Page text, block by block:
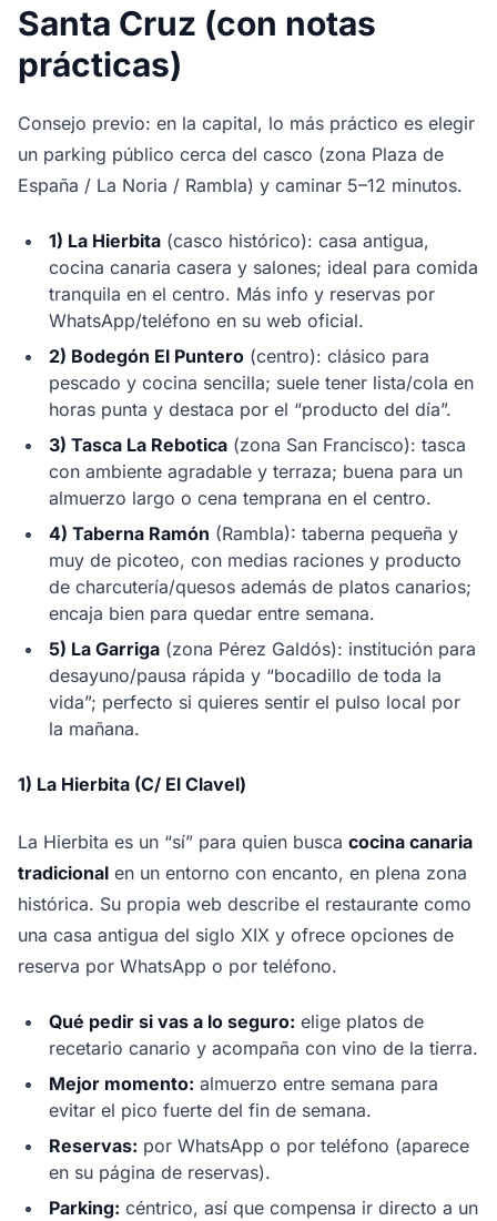
Santa Cruz (con notas
prácticas)
Consejo previo: en la capital, lo más práctico es elegir
un parking público cerca del casco (zona Plaza de
España / La Noria / Rambla) y caminar 5–12 minutos.
1) La Hierbita (casco histórico): casa antigua,
cocina canaria casera y salones; ideal para comida
tranquila en el centro. Más info y reservas por
WhatsApp/teléfono en su web oficial.
2) Bodegón El Puntero (centro): clásico para
pescado y cocina sencilla; suele tener lista/cola en
horas punta y destaca por el “producto del día”.
3) Tasca La Rebotica (zona San Francisco): tasca
con ambiente agradable y terraza; buena para un
almuerzo largo o cena temprana en el centro.
4) Taberna Ramón (Rambla): taberna pequeña y
muy de picoteo, con medias raciones y producto
de charcutería/quesos además de platos canarios;
encaja bien para quedar entre semana.
5) La Garriga (zona Pérez Galdós): institución para
desayuno/pausa rápida y “bocadillo de toda la
vida”; perfecto si quieres sentir el pulso local por
la mañana.
1) La Hierbita (C/ El Clavel)
La Hierbita es un “sí” para quien busca cocina canaria
tradicional en un entorno con encanto, en plena zona
histórica. Su propia web describe el restaurante como
una casa antigua del siglo XIX y ofrece opciones de
reserva por WhatsApp o por teléfono.
Qué pedir si vas a lo seguro: elige platos de
recetario canario y acompaña con vino de la tierra.
Mejor momento: almuerzo entre semana para
evitar el pico fuerte del fin de semana.
Reservas: por WhatsApp o por teléfono (aparece
en su página de reservas).
Parking: céntrico, así que compensa ir directo a un